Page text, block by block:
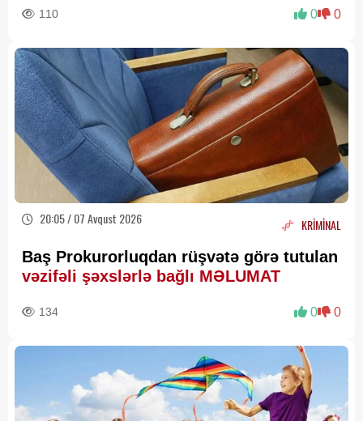
110 0 0
20:05 / 07 Avqust 2026 KRİMİNAL
Baş Prokurorluqdan rüşvətə görə tutulan
vəzifəli şəxslərlə bağlı MƏLUMAT
134 0 0